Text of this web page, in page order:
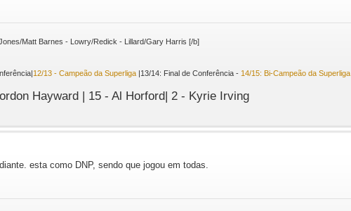
Matt Barnes - Lowry/Redick - Lillard/Gary Harris [/b]
12/13 - Campeão da Superliga |13/14: Final de Conferência - 14/15: Bi-Campeão da Superliga
Hayward | 15 - Al Horford| 2 - Kyrie Irving
esta como DNP, sendo que jogou em todas.